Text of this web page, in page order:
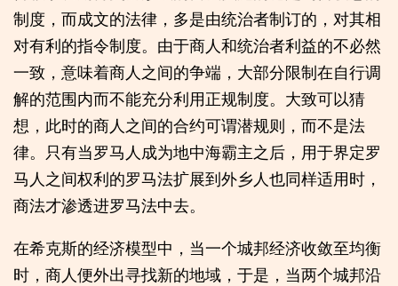
制度，而成文的法律，多是由统治者制订的，对其相
对有利的指令制度。由于商人和统治者利益的不必然
一致，意味着商人之间的争端，大部分限制在自行调
解的范围内而不能充分利用正规制度。大致可以猜
想，此时的商人之间的合约可谓潜规则，而不是法
律。只有当罗马人成为地中海霸主之后，用于界定罗
马人之间权利的罗马法扩展到外乡人也同样适用时，
商法才渗透进罗马法中去。
在希克斯的经济模型中，当一个城邦经济收敛至均衡
时，商人便外出寻找新的地域，于是，当两个城邦沿